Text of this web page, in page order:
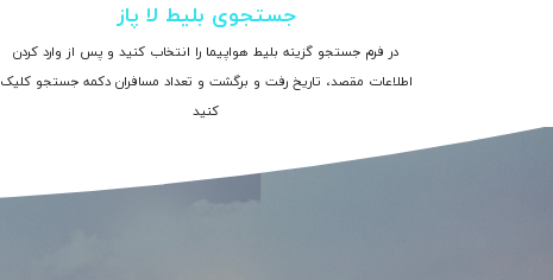
جستجوی بلیط لا پاز
در فرم جستجو گزینه بلیط هواپیما را انتخاب کنید و پس از وارد کردن
اطلاعات مقصد، تاریخ رفت و برگشت و تعداد مسافران دکمه جستجو کلیک
کنید